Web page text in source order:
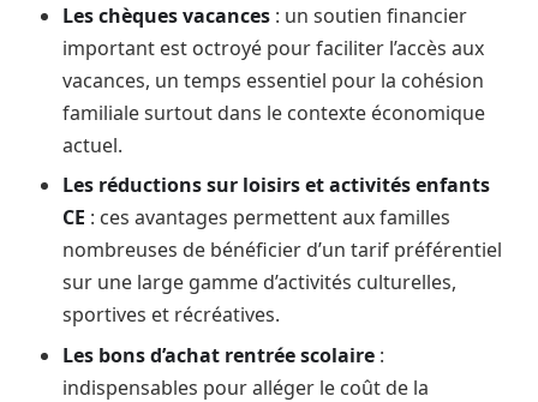
Les chèques vacances : un soutien financier
important est octroyé pour faciliter l’accès aux
vacances, un temps essentiel pour la cohésion
familiale surtout dans le contexte économique
actuel.
Les réductions sur loisirs et activités enfants
CE : ces avantages permettent aux familles
nombreuses de bénéficier d’un tarif préférentiel
sur une large gamme d’activités culturelles,
sportives et récréatives.
Les bons d’achat rentrée scolaire :
indispensables pour alléger le coût de la